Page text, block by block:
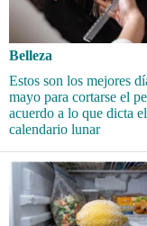
Belleza
Estos son los mejores
mayo para cortarse el
acuerdo a lo que dicta el
calendario lunar